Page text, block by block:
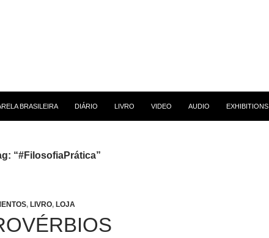
BRASILEIRA
DIÁRIO LIVRO VIDEO AUDIO EXHIBITIONS
“#FilosofiaPrática”
, LIVRO, LOJA